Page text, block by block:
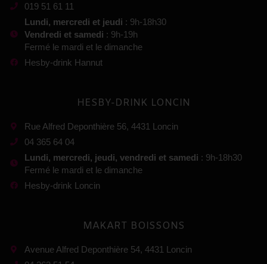
019 51 61 11
Lundi, mercredi et jeudi : 9h-18h30
Vendredi et samedi : 9h-19h
Fermé le mardi et le dimanche
Hesby-drink Hannut
HESBY-DRINK LONCIN
Rue Alfred Deponthière 56, 4431 Loncin
04 365 64 04
Lundi, mercredi, jeudi, vendredi et samedi : 9h-18h30
Fermé le mardi et le dimanche
Hesby-drink Loncin
MAKART BOISSONS
Avenue Alfred Deponthière 54, 4431 Loncin